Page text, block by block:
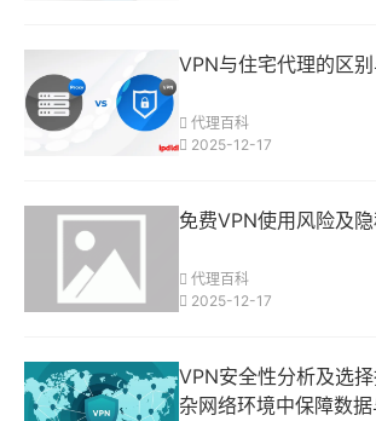
VPN与住宅代理的区
代理百科
2025-12-17
免费VPN使用风险及
代理百科
2025-12-17
VPN安全性分析及选
杂网络环境中保障数